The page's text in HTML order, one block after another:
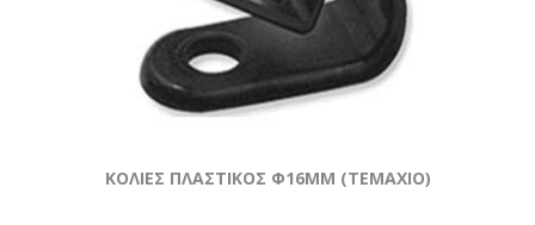
KOΛΙΕΣ ΠΛΑΣΤΙΚΟΣ Φ16ΜΜ (ΤΕΜΆΧΙΟ)